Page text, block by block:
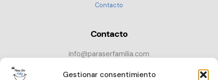
Gestionar consentimiento
Contacto
Contacto
info@paraserfamilia.com